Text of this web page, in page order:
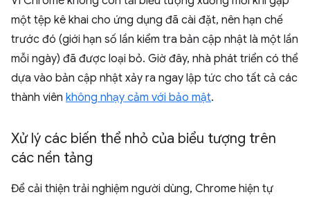
một tệp kê khai cho ứng dụng đã cài đặt, nên hạn chế
trước đó (giới hạn số lần kiểm tra bản cập nhật là một lần
mỗi ngày) đã được loại bỏ. Giờ đây, nhà phát triển có thể
dựa vào bản cập nhật xảy ra ngay lập tức cho tất cả các
thành viên không nhạy cảm với bảo mật.
Xử lý các biến thể nhỏ của biểu tượng trên
các nền tảng
Để cải thiện trải nghiệm người dùng, Chrome hiện tự